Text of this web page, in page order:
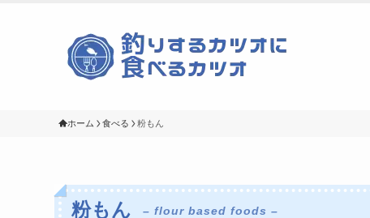
ホーム 食べる 粉もん
粉もん – flour based foods –